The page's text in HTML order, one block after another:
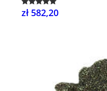
zł 582,20